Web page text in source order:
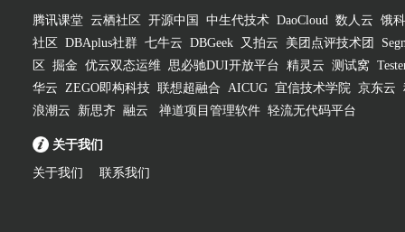
腾讯课堂 云栖社区 开源中国 中生代技术 DaoCloud 数人云 饿
社区
DBAplus社群 七牛云 DBGeek 又拍云 美团点评技术团
区
掘金 优云双态运维 思必驰DUI开放平台 精灵云 测试窝
华云 ZEGO即构科技 联想超融合 AICUG 宜信技术学院 京东云
浪潮云
新思齐 融云 禅道项目管理软件 轻流无代码平台
关于我们
关于我们 联系我们